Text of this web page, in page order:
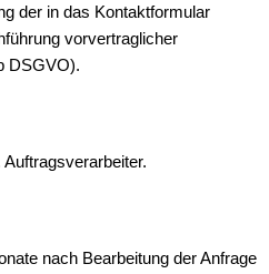
der in das Kontaktformular
vorvertraglicher
DSGVO).
nach Bearbeitung der Anfrage